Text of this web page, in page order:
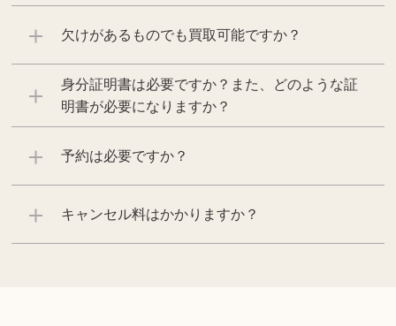
欠けがあるものでも買取可能ですか？
身分証明書は必要ですか？また、どのような証
明書が必要になりますか？
予約は必要ですか？
キャンセル料はかかりますか？